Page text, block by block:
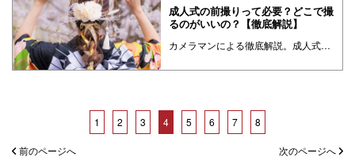
成人式の前撮りって必要？どこで撮
るのがいいの？【徹底解説】
カメラマンによる徹底解説。成人式が近づいてくると気になることの一つに、晴れ姿をどうやって写真に残すか、というものがあると思います。そこで今回は、そんな撮影に関する様々な疑問にカメラマン目線でお答えしていきたいと思います。
前のページへ
1 2 3 4 5 6 7 8
次のページへ